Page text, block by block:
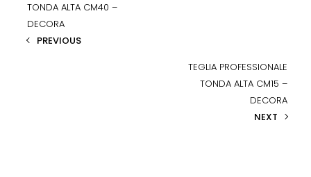
TONDA ALTA CM40 –
DECORA
PREVIOUS
TEGLIA PROFESSIONALE
TONDA ALTA CM15 –
DECORA
NEXT